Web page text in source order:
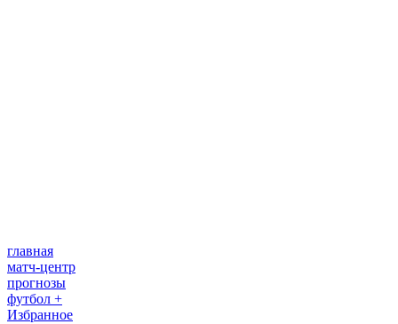
главная
матч-центр
прогнозы
футбол +
Избранное